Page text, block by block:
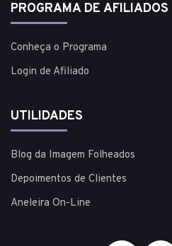
PROGRAMA DE AFILIADOS
Conheça o Programa
Login de Afiliado
UTILIDADES
Blog da Imagem Folheados
Depoimentos de Clientes
Aneleira On-Line